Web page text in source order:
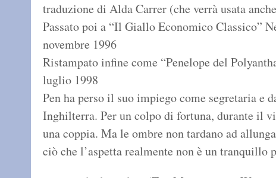
traduzione di Alda Carrer (che verrà usata
Passato poi a “Il Giallo Economico Classico”
novembre 1996
Ristampato infine come “Penelope del
luglio 1998
Pen ha perso il suo impiego come segretaria e
Inghilterra. Per un colpo di fortuna, durante il
una coppia. Ma le ombre non tardano ad
ciò che l’aspetta realmente non è un tranquillo